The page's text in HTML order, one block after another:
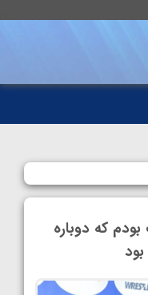
که دوباره